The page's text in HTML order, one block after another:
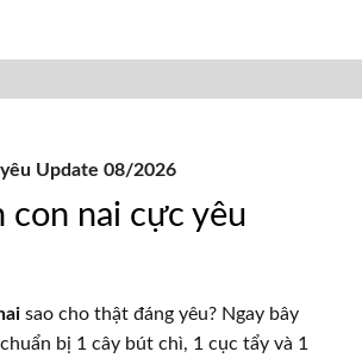
Update 08/2026
con nai cực yêu
sao cho thật đáng yêu? Ngay bây
bị 1 cây bút chì, 1 cục tẩy và 1